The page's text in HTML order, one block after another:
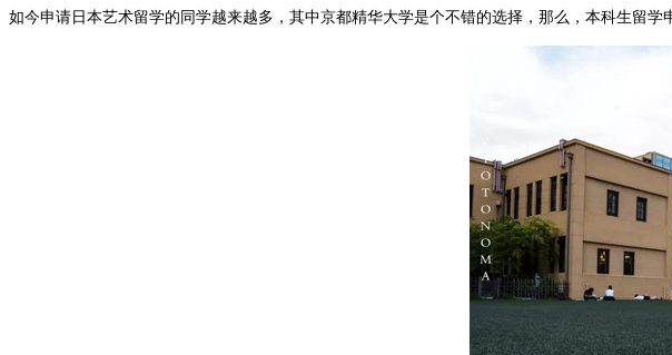
如今申请日本艺术留学的同学越来越多，其中京都精华大学是个不错的选择，那么，本科生留